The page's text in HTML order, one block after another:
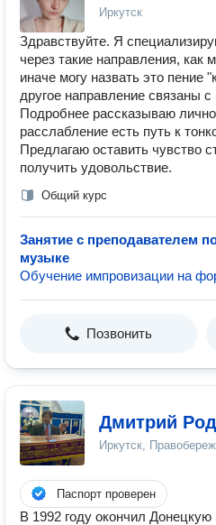
Иркутск
Здравствуйте. Я
через такие направления, как
иначе могу назвать это пение
другое направление связаны
Подробнее рассказываю
расслабление есть путь к
Предлагаю оставить чувство
получить удовольствие.
Общий курс
Занятие с преподавателем
музыке
Обучение импровизации на
Позвонить
Дмитрий
Иркутск,
Паспорт проверен
В 1992 году окончил Донецкую